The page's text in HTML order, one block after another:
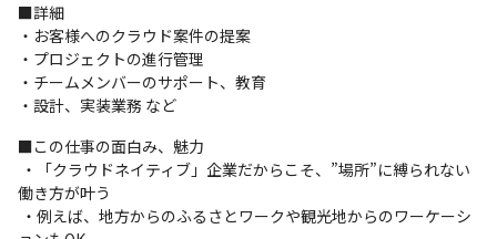
■詳細
・お客様へのクラウド案件の提案
・プロジェクトの進行管理
・チームメンバーのサポート、教育
・設計、実装業務 など
■この仕事の面白み、魅力
働き方が叶う